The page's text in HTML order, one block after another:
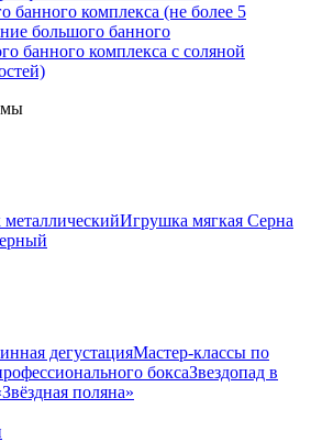
банного комплекса (не более 5
большого банного
банного комплекса с соляной
металлическийИгрушка мягкая Серна
дегустацияМастер-классы по
боксаЗвездопад в
поляна»